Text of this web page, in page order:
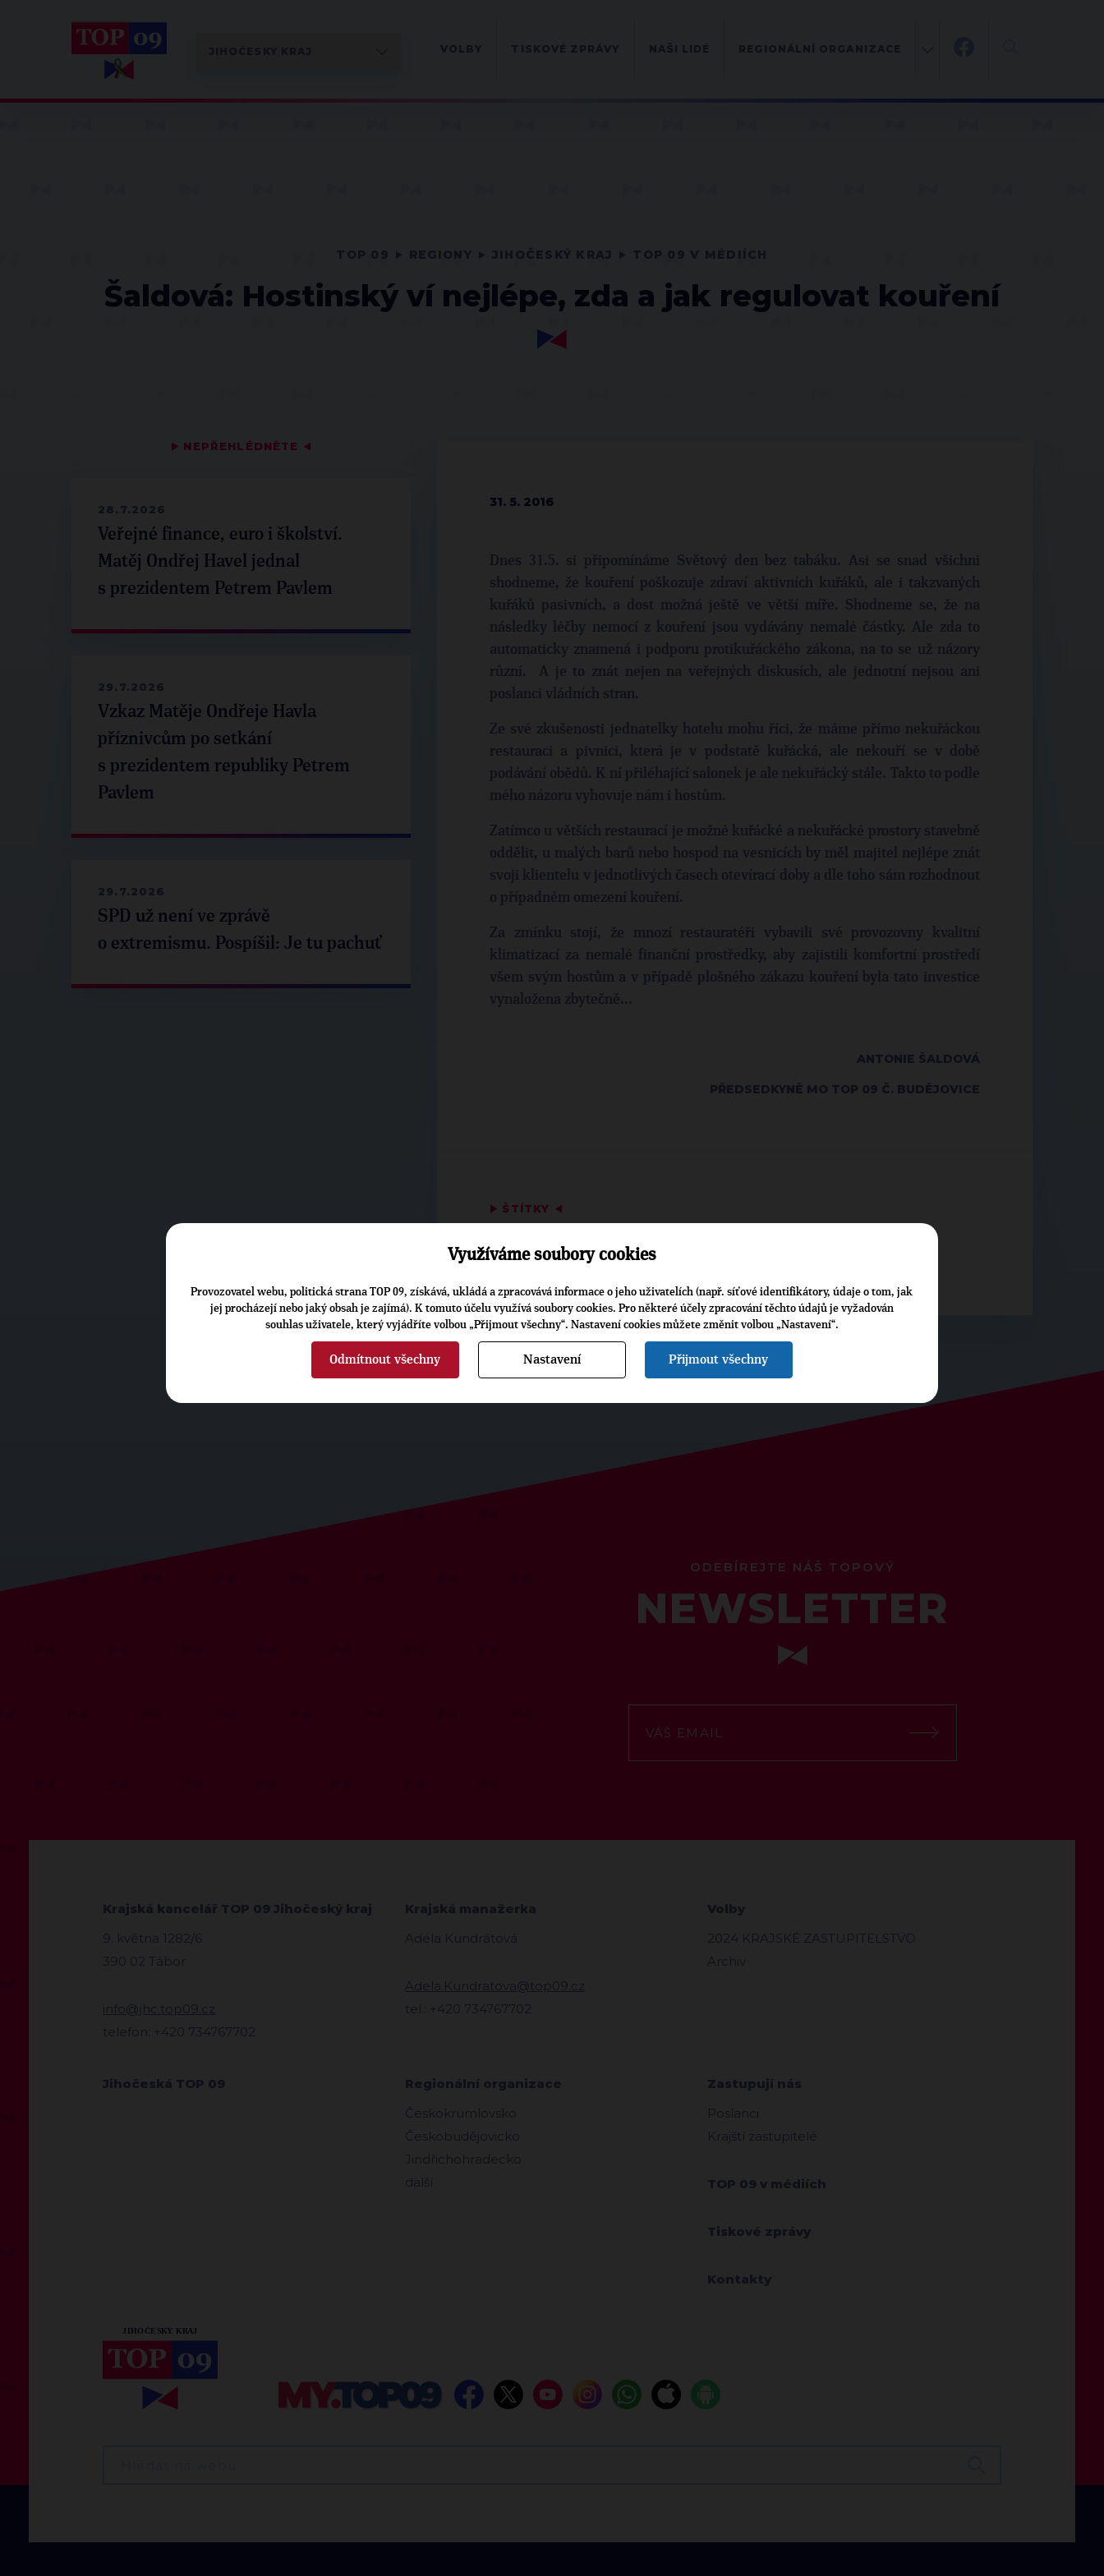
Šaldová: Hostinský ví nejlépe, zda a jak regulovat kouření
▶ NEPŘEHLÉDNĚTE ◀
28.7.2026
Veřejné finance, euro i školství.
Matěj Ondřej Havel jednal
s prezidentem Petrem Pavlem
29.7.2026
Vzkaz Matěje Ondřeje Havla
příznivcům po setkání
s prezidentem republiky Petrem
Pavlem
29.7.2026
SPD už není ve zprávě
o extremismu. Pospíšil: Je tu pachuť
31. 5. 2016
Dnes 31.5. si připomínáme Světový den bez tabáku. Asi se snad všichni
shodneme, že kouření poškozuje zdraví aktivních kuřáků, ale i takzvaných
kuřáků pasivních, a dost možná ještě ve větší míře. Shodneme se, že na
následky léčby nemocí z kouření jsou vydávány nemalé částky. Ale zda to
automaticky znamená i podporu protikuřáckého zákona, na to se už názory
různí. A je to znát nejen na veřejných diskusích, ale jednotní nejsou ani
poslanci vládních stran.
Ze své zkušenosti jednatelky hotelu mohu říci, že máme přímo nekuřáckou
restauraci a pivnici, která je v podstatě kuřácká, ale nekouří se v době
podávání obědů. K ní přiléhající salonek je ale nekuřácký stále. Takto to podle
mého názoru vyhovuje nám i hostům.
Zatímco u větších restaurací je možné kuřácké a nekuřácké prostory stavebně
oddělit, u malých barů nebo hospod na vesnicích by měl majitel nejlépe znát
svoji klientelu v jednotlivých časech otevírací doby a dle toho sám rozhodnout
o případném omezení kouření.
Za zmínku stojí, že mnozí restauratéři vybavili své provozovny kvalitní
klimatizací za nemalé finanční prostředky, aby zajistili komfortní prostředí
všem svým hostům a v případě plošného zákazu kouření byla tato investice
vynaložena zbytečně...
ANTONIE ŠALDOVÁ
PŘEDSEDKYNĚ MO TOP 09 Č. BUDĚJOVICE
▶ ŠTÍTKY ◀
Osobnosti: Antonie Šaldová
ODEBÍREJTE NÁŠ TOPOVÝ
NEWSLETTER
Krajská kancelář TOP 09 Jihočeský kraj
9. května 1282/6
390 02 Tábor
info@jhc.top09.cz
telefon: +420 734767702
Krajská manažerka
Adéla Kundrátová
Adela.Kundratova@top09.cz
tel.: +420 734767702
Volby
2024 KRAJSKÉ ZASTUPITELSTVO
Archiv
Jihočeská TOP 09
Regionální organizace
Českokrumlovsko
Českobudějovicko
Jindřichohradecko
další
Zastupují nás
Poslanci
Krajští zastupitelé
TOP 09 v médiích
Tiskové zprávy
Kontakty
Využíváme soubory cookies
Provozovatel webu, politická strana TOP 09, získává, ukládá a zpracovává informace o jeho uživatelích (např. síťové identifikátory, údaje o tom, jak
jej procházejí nebo jaký obsah je zajímá). K tomuto účelu využívá soubory cookies. Pro některé účely zpracování těchto údajů je vyžadován
souhlas uživatele, který vyjádříte volbou „Přijmout všechny“. Nastavení cookies můžete změnit volbou „Nastavení“.
Odmítnout všechny Nastavení Přijmout všechny